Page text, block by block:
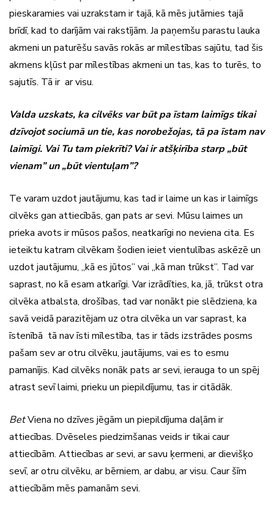
pieskaramies vai uzrakstam ir tajā, kā mēs jutāmies tajā
brīdī, kad to darījām vai rakstījām. Ja paņemšu parastu lauka
akmeni un paturēšu savās rokās ar mīlestības sajūtu, tad šis
akmens kļūst par mīlestības akmeni un tas, kas to turēs, to
sajutīs. Tā ir ar visu.
Valda uzskats, ka cilvēks var būt pa īstam laimīgs tikai
dzīvojot sociumā un tie, kas norobežojas, tā pa īstam nav
laimīgi. Vai Tu tam piekrīti? Vai ir atšķirība starp „būt
vienam” un „būt vientuļam”?
Te varam uzdot jautājumu, kas tad ir laime un kas ir laimīgs
cilvēks gan attiecībās, gan pats ar sevi. Mūsu laimes un
prieka avots ir mūsos pašos, neatkarīgi no neviena cita. Es
ieteiktu katram cilvēkam šodien ieiet vientulības askēzē un
uzdot jautājumu, „kā es jūtos” vai „kā man trūkst”. Tad var
saprast, no kā esam atkarīgi. Var izrādīties, ka, jā, trūkst otra
cilvēka atbalsta, drošības, tad var nonākt pie slēdziena, ka
savā veidā parazitējam uz otra cilvēka un var saprast, ka
īstenībā tā nav īsti mīlestība, tas ir tāds izstrādes posms
pašam sev ar otru cilvēku, jautājums, vai es to esmu
pamanījis. Kad cilvēks nonāk pats ar sevi, ierauga to un spēj
atrast sevī laimi, prieku un piepildījumu, tas ir citādāk.
BetViena no dzīves jēgām un piepildījuma daļām ir
attiecības. Dvēseles piedzimšanas veids ir tikai caur
attiecībām. Attiecības ar sevi, ar savu ķermeni, ar dievišķo
sevī, ar otru cilvēku, ar bērniem, ar dabu, ar visu. Caur šīm
attiecībām mēs pamanām sevi.